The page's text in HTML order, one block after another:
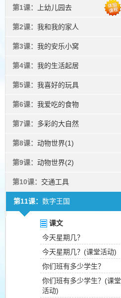
第1课： 上幼儿园去
第2课： 我和我的家人
第3课： 我的安乐小窝
第4课： 我的生活起居
第5课： 我喜好的玩具
第6课： 我爱吃的食物
第7课： 多彩的大自然
第8课： 动物世界(1)
第9课： 动物世界(2)
第10课： 交通工具
第11课： 数字王国
课文
今天星期几？
今天星期几？(课堂活动)
你们班有多少学生？
你们班有多少学生？(课堂
活动)